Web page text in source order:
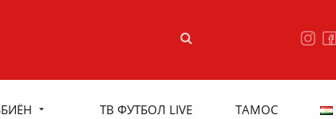
ТВ ФУТБОЛ LIVE ТАМОС